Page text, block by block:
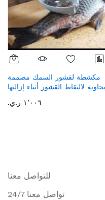
مكشطة لقشور السمك مصممة
بحاوية لالتقاط القشور أثناء إزالتها
١٬٠٠٦ ر.ي.‏
للتواصل معنا
تواصل معنا 24/7